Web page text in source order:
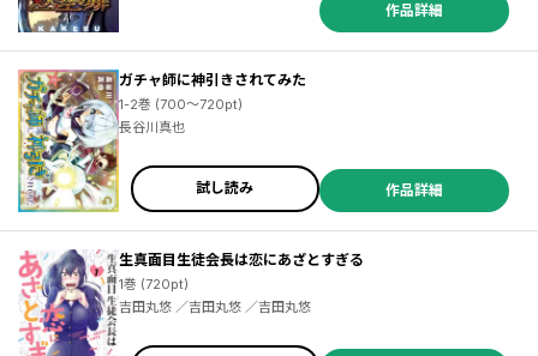
作品詳細
ガチャ師に神引きされてみた
1-2巻 (700～720pt)
長谷川真也
試し読み 作品詳細
生真面目生徒会長は恋にあざとすぎる
1巻 (720pt)
吉田丸悠 ／吉田丸悠 ／吉田丸悠